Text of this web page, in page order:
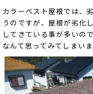
カラーベスト屋根では、
うのですが、屋根が劣化
してきている事が多いの
なんて思ってみてしまいま